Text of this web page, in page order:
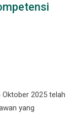
2025 telah
yang